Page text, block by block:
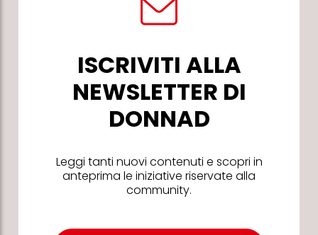
ISCRIVITI ALLA
NEWSLETTER DI
DONNAD
Leggi tanti nuovi contenuti e scopri in
anteprima le iniziative riservate alla
community.